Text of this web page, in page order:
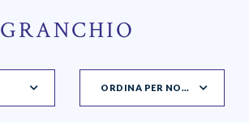
GRANCHIO
ORDINA PER NOVITÀ